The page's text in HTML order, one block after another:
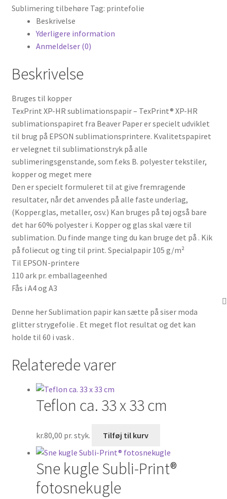
Sublimering tilbehøre Tag: printefolie
Beskrivelse
Yderligere information
Anmeldelser (0)
Beskrivelse
Bruges til kopper
TexPrint XP-HR sublimationspapir – TexPrint® XP-HR
sublimationspapiret fra Beaver Paper er specielt udviklet
til brug på EPSON sublimationsprintere. Kvalitetspapiret
er velegnet til sublimationstryk på alle
sublimeringsgenstande, som f.eks B. polyester tekstiler,
kopper og meget mere
Den er specielt formuleret til at give fremragende
resultater, når det anvendes på alle faste underlag,
(Kopper.glas, metaller, osv.) Kan bruges på tøj også bare
det har 60% polyester i. Kopper og glas skal være til
sublimation. Du finde mange ting du kan bruge det på . Kik
på foliecut og ting til print. Specialpapir 105 g/m²
Til EPSON-printere
110 ark pr. emballageenhed
Fås i A4 og A3
Denne her Sublimation papir kan sætte på siser moda
glitter strygefolie . Et meget flot resultat og det kan
holde til 60 i vask .
Relaterede varer
Teflon ca. 33 x 33 cm
kr.80,00 pr. styk. Tilføj til kurv
Sne kugle Subli-Print®
fotosnekugle